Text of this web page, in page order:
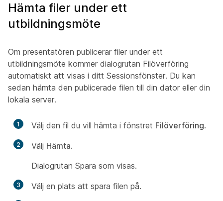
Hämta filer under ett
utbildningsmöte
Om presentatören publicerar filer under ett
utbildningsmöte kommer dialogrutan Filöverföring
automatiskt att visas i ditt Sessionsfönster. Du kan
sedan hämta den publicerade filen till din dator eller din
lokala server.
1 Välj den fil du vill hämta i fönstret Filöverföring.
2 Välj Hämta.
Dialogrutan Spara som visas.
3 Välj en plats att spara filen på.